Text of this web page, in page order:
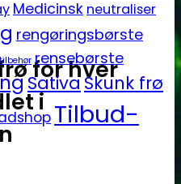
for hver
i
Medicinsk neutraliser
rengøringsbørste
rensebørste
SativaSkunk frø
Tilbud-